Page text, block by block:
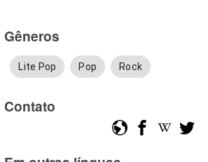
Gêneros
Lite Pop Pop Rock
Contato